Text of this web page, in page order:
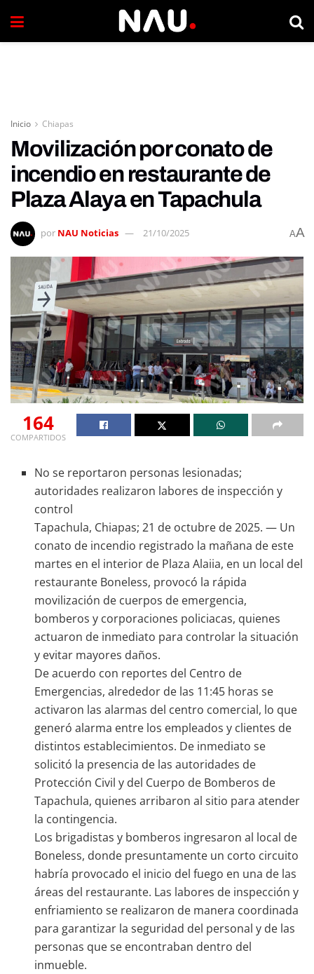
Inicio Chiapas
Movilización por conato de
incendio en restaurante de
Plaza Alaya en Tapachula
por NAU Noticias 21/10/2025 AA
164
COMPARTIDOS
No se reportaron personas lesionadas;
autoridades realizaron labores de inspección y
control
Tapachula, Chiapas; 21 de octubre de 2025. — Un
conato de incendio registrado la mañana de este
martes en el interior de Plaza Alaiia, en un local del
restaurante Boneless, provocó la rápida
movilización de cuerpos de emergencia,
bomberos y corporaciones policiacas, quienes
actuaron de inmediato para controlar la situación
y evitar mayores daños.
De acuerdo con reportes del Centro de
Emergencias, alrededor de las 11:45 horas se
activaron las alarmas del centro comercial, lo que
generó alarma entre los empleados y clientes de
distintos establecimientos. De inmediato se
solicitó la presencia de las autoridades de
Protección Civil y del Cuerpo de Bomberos de
Tapachula, quienes arribaron al sitio para atender
la contingencia.
Los brigadistas y bomberos ingresaron al local de
Boneless, donde presuntamente un corto circuito
habría provocado el inicio del fuego en una de las
áreas del restaurante. Las labores de inspección y
enfriamiento se realizaron de manera coordinada
para garantizar la seguridad del personal y de las
personas que se encontraban dentro del
inmueble.